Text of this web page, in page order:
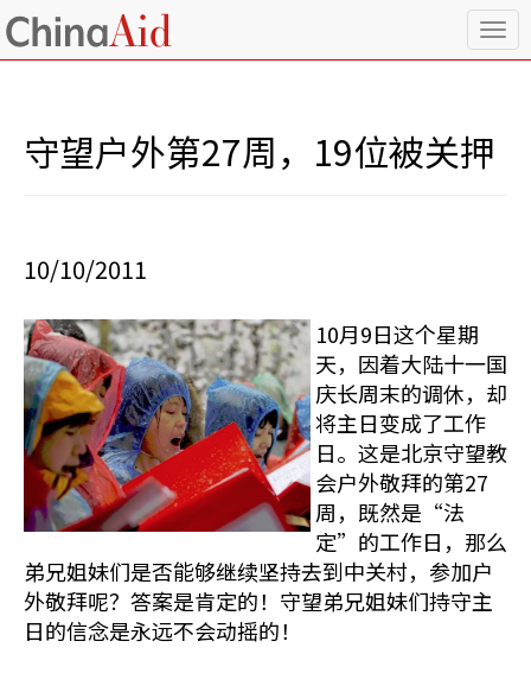
T
o
o
n
守望户外第27周，19位被关押
10/10/2011
10月9日这个星期
天，因着大陆十一国
庆长周末的调休，却
将主日变成了工作
日。这是北京守望教
会户外敬拜的第27
周，既然是“法
定”的工作日，那么
弟兄姐妹们是否能够继续坚持去到中关村，参加户
外敬拜呢？答案是肯定的！守望弟兄姐妹们持守主
日的信念是永远不会动摇的！